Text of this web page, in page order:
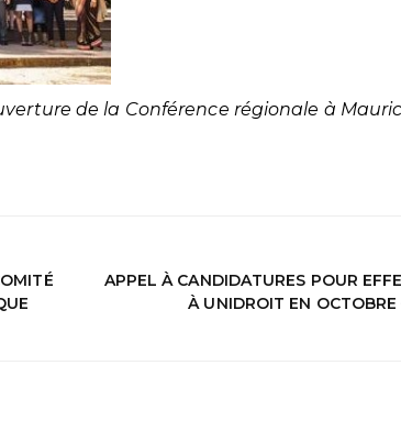
de la Conférence régionale à
APPEL À CANDIDATURES POUR
À UNIDROIT EN